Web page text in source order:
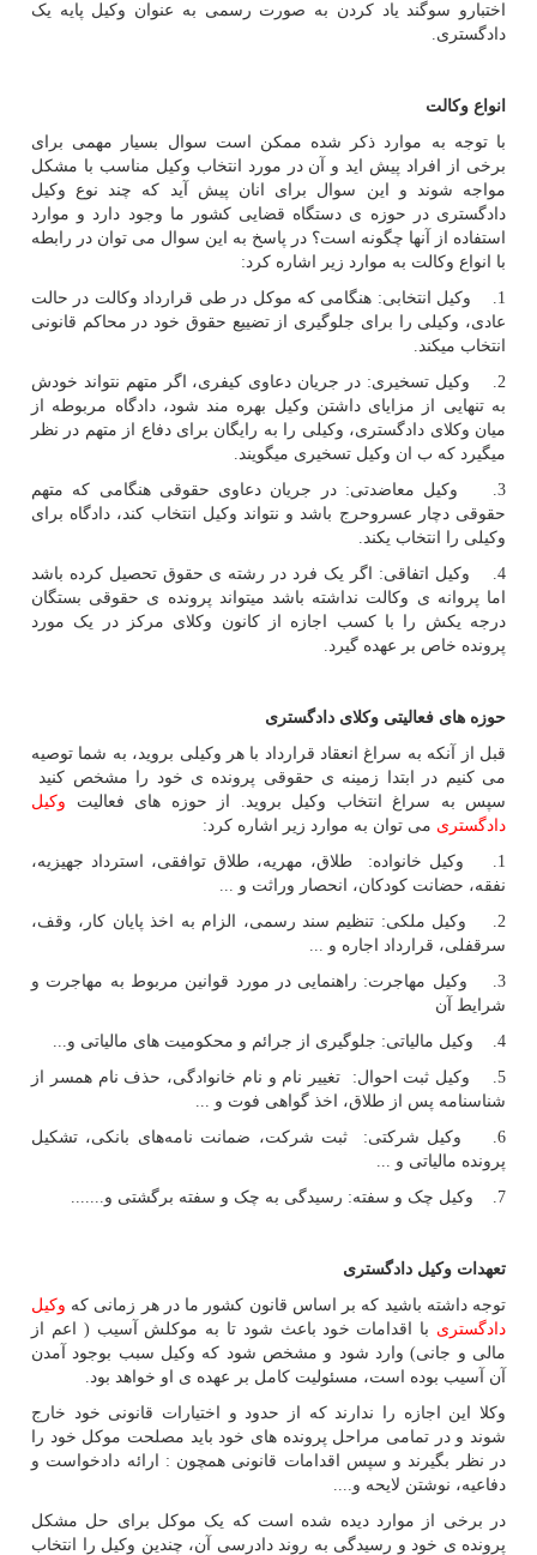
اختبارو سوگند یاد کردن به صورت رسمی به عنوان وکیل پایه یک
دادگستری.
انواع وکالت
با توجه به موارد ذکر شده ممکن است سوال بسیار مهمی برای
برخی از افراد پیش اید و آن در مورد انتخاب وکیل مناسب با مشکل
مواجه شوند و این سوال برای انان پیش آید که چند نوع وکیل
دادگستری در حوزه ی دستگاه قضایی کشور ما وجود دارد و موارد
استفاده از آنها چگونه است؟ در پاسخ به این سوال می توان در رابطه
با انواع وکالت به موارد زیر اشاره کرد:
1. وکیل انتخابی: هنگامی که موکل در طی قرارداد وکالت در حالت
عادی، وکیلی را برای جلوگیری از تضییع حقوق خود در محاکم قانونی
انتخاب میکند.
2. وکیل تسخیری: در جریان دعاوی کیفری، اگر متهم نتواند خودش
به تنهایی از مزایای داشتن وکیل بهره مند شود، دادگاه مربوطه از
میان وکلای دادگستری، وکیلی را به رایگان برای دفاع از متهم در نظر
میگیرد که ب ان وکیل تسخیری میگویند.
3. وکیل معاضدتی: در جریان دعاوی حقوقی هنگامی که متهم
حقوقی دچار عسروحرج باشد و نتواند وکیل انتخاب کند، دادگاه برای
وکیلی را انتخاب یکند.
4. وکیل اتفاقی: اگر یک فرد در رشته ی حقوق تحصیل کرده باشد
اما پروانه ی وکالت نداشته باشد میتواند پرونده ی حقوقی بستگان
درجه یکش را با کسب اجازه از کانون وکلای مرکز در یک مورد
پرونده خاص بر عهده گیرد.
حوزه های فعالیتی وکلای دادگستری
قبل از آنکه به سراغ انعقاد قرارداد با هر وکیلی بروید، به شما توصیه
می کنیم در ابتدا زمینه ی حقوقی پرونده ی خود را مشخص کنید
سپس به سراغ انتخاب وکیل بروید. از حوزه های فعالیت وکیل
دادگستری می توان به موارد زیر اشاره کرد:
1. وکیل خانواده: طلاق، مهریه، طلاق توافقی، استرداد جهیزیه،
نفقه، حضانت کودکان، انحصار وراثت و ...
2. وکیل ملکی: تنظیم سند رسمی، الزام به اخذ پایان کار، وقف،
سرقفلی، قرارداد اجاره و ...
3. وکیل مهاجرت: راهنمایی در مورد قوانین مربوط به مهاجرت و
شرایط آن
4. وکیل مالیاتی: جلوگیری از جرائم و محکومیت های مالیاتی و...
5. وکیل ثبت احوال: تغییر نام و نام خانوادگی، حذف نام همسر از
شناسنامه پس از طلاق، اخذ گواهی فوت و ...
6. وکیل شرکتی: ثبت شرکت، ضمانت نامه‌های بانکی، تشکیل
پرونده مالیاتی و ...
7. وکیل چک و سفته: رسیدگی به چک و سفته برگشتی و.......
تعهدات وکیل دادگستری
توجه داشته باشید که بر اساس قانون کشور ما در هر زمانی که وکیل
دادگستری با اقدامات خود باعث شود تا به موکلش آسیب ( اعم از
مالی و جانی) وارد شود و مشخص شود که وکیل سبب بوجود آمدن
آن آسیب بوده است، مسئولیت کامل بر عهده ی او خواهد بود.
وکلا این اجازه را ندارند که از حدود و اختیارات قانونی خود خارج
شوند و در تمامی مراحل پرونده های خود باید مصلحت موکل خود را
در نظر بگیرند و سپس اقدامات قانونی همچون : ارائه دادخواست و
دفاعیه، نوشتن لایحه و....
در برخی از موارد دیده شده است که یک موکل برای حل مشکل
پرونده ی خود و رسیدگی به روند دادرسی آن، چندین وکیل را انتخاب